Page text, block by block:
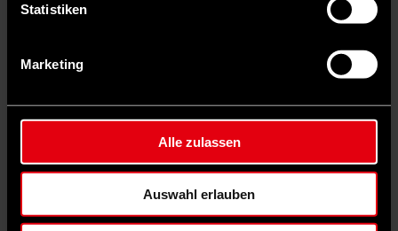
Statistiken
Marketing
Alle zulassen
Auswahl erlauben